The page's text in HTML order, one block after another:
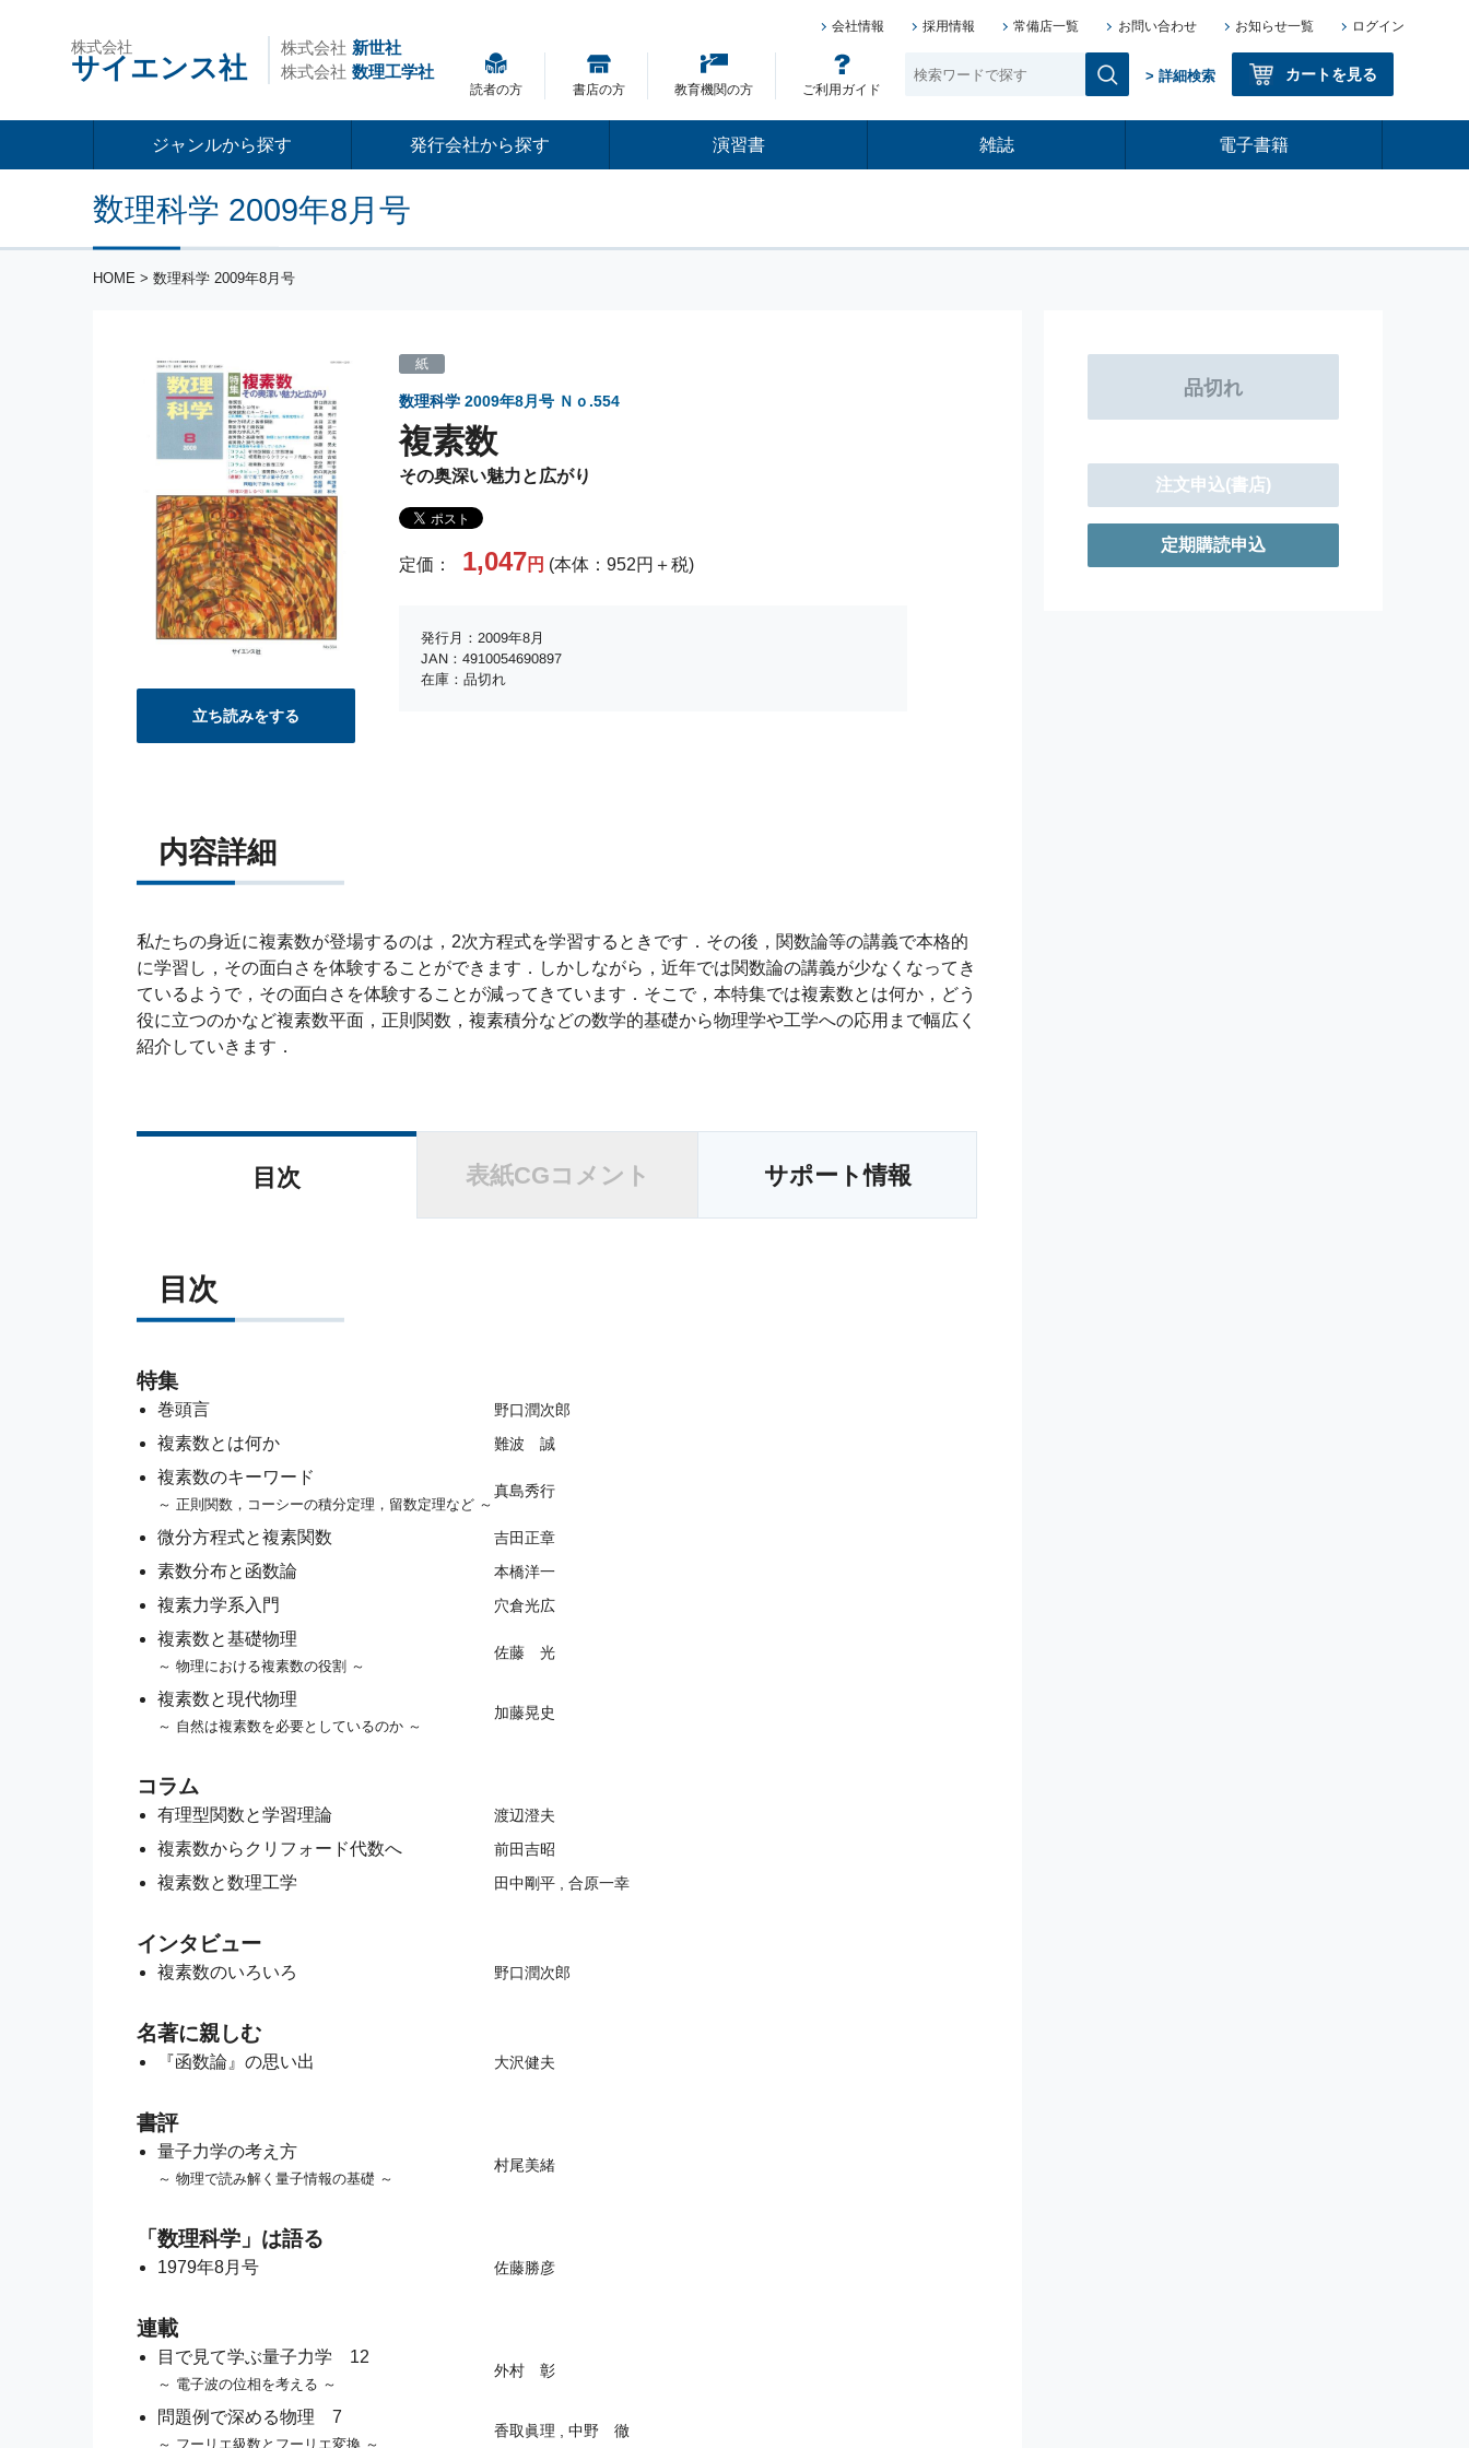
株式会社
サイエンス社
株式会社 新世社
株式会社 数理工学社
会社情報 採用情報 常備店一覧 お問い合わせ お知らせ一覧 ログイン
読者の方 書店の方 教育機関の方 ご利用ガイド
> 詳細検索 カートを見る
ジャンルから探す 発行会社から探す 演習書 雑誌 電子書籍
数理科学 2009年8月号
HOME > 数理科学 2009年8月号
立ち読みをする
紙
数理科学 2009年8月号 Ｎｏ.554
複素数
その奥深い魅力と広がり
定価： 1,047円 (本体：952円＋税)
発行月：2009年8月
JAN：4910054690897
在庫：品切れ
注文申込(書店)
定期購読申込
内容詳細
私たちの身近に複素数が登場するのは，2次方程式を学習するときです．その後，関数論等の講義で本格的
に学習し，その面白さを体験することができます．しかしながら，近年では関数論の講義が少なくなってき
ているようで，その面白さを体験することが減ってきています．そこで，本特集では複素数とは何か，どう
役に立つのかなど複素数平面，正則関数，複素積分などの数学的基礎から物理学や工学への応用まで幅広く
紹介していきます．
目次 表紙CGコメント サポート情報
目次
特集
巻頭言 野口潤次郎
複素数とは何か 難波 誠
複素数のキーワード
～ 正則関数，コーシーの積分定理，留数定理など ～
真島秀行
微分方程式と複素関数 吉田正章
素数分布と函数論 本橋洋一
複素力学系入門 穴倉光広
複素数と基礎物理
～ 物理における複素数の役割 ～
佐藤 光
複素数と現代物理
～ 自然は複素数を必要としているのか ～
加藤晃史
コラム
有理型関数と学習理論 渡辺澄夫
複素数からクリフォード代数へ 前田吉昭
複素数と数理工学 田中剛平 , 合原一幸
インタビュー
複素数のいろいろ 野口潤次郎
名著に親しむ
『函数論』の思い出 大沢健夫
書評
量子力学の考え方
～ 物理で読み解く量子情報の基礎 ～
村尾美緒
「数理科学」は語る
1979年8月号 佐藤勝彦
連載
目で見て学ぶ量子力学 12
～ 電子波の位相を考える ～
外村 彰
問題例で深める物理 7
～ フーリエ級数とフーリエ変換 ～
香取眞理 , 中野 徹